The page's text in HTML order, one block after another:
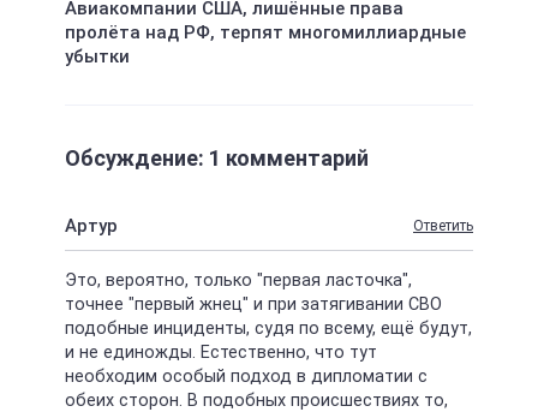
Авиакомпании США, лишённые права
пролёта над РФ, терпят многомиллиардные
убытки
Обсуждение: 1 комментарий
Артур Ответить
Это, вероятно, только "первая ласточка",
точнее "первый жнец" и при затягивании СВО
подобные инциденты, судя по всему, ещё будут,
и не единожды. Естественно, что тут
необходим особый подход в дипломатии с
обеих сторон. В подобных происшествиях то,